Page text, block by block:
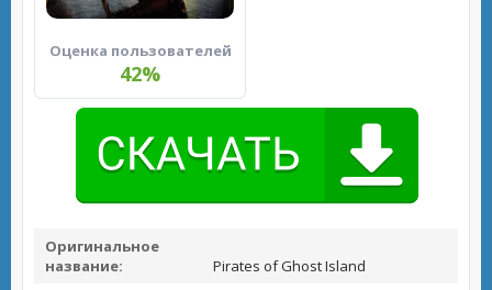
Оценка пользователей
42%
Оригинальное
название:
Pirates of Ghost Island